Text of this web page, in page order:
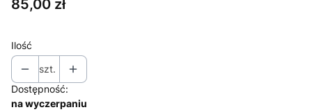
Cena
85,00 zł
Ilość
szt.
Dostępność:
na wyczerpaniu